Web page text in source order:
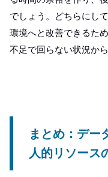
でしょう。どちらにし
環境へと改善できるた
不足で回らない状況か
まとめ：デー
人的リソース